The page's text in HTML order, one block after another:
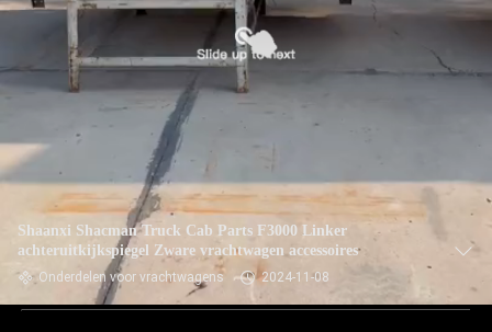
Shaanxi Shacman Truck Cab Parts F3000 Linker
achteruitkijkspiegel Zware vrachtwagen accessoires
Onderdelen voor vrachtwagens 2024-11-08